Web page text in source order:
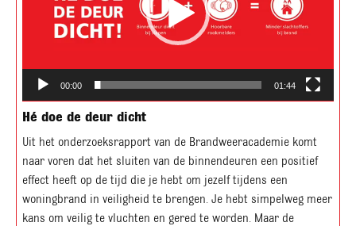
00:00 01:44
Hé doe de deur dicht
Uit het onderzoeksrapport van de Brandweeracademie komt
naar voren dat het sluiten van de binnendeuren een positief
effect heeft op de tijd die je hebt om jezelf tijdens een
woningbrand in veiligheid te brengen. Je hebt simpelweg meer
kans om veilig te vluchten en gered te worden. Maar de